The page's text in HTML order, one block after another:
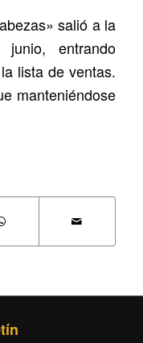
salió a la
entrando
lista de ventas.
manteniéndose